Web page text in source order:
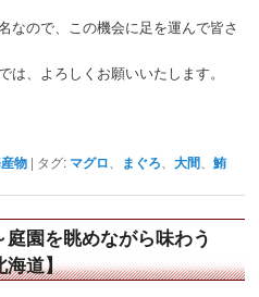
なので、この機会に足を運んで皆さ
、よろしくお願いいたします。
物 | タグ: マグロ まぐろ 、大間 、鮪
庭園を眺めながら味わう
海道】